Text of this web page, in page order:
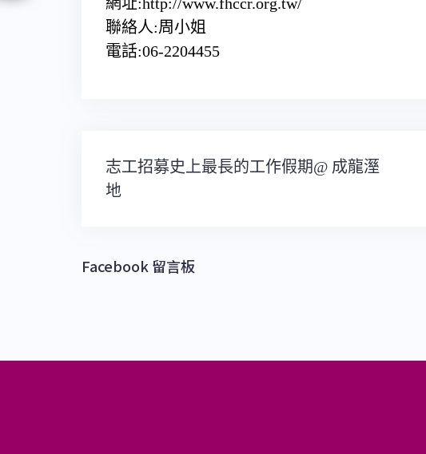
聯絡人:周小姐
電話:06-2204455
文
章
志工招募史上最長的工作假期@ 成龍溼
地
Facebook 留言板